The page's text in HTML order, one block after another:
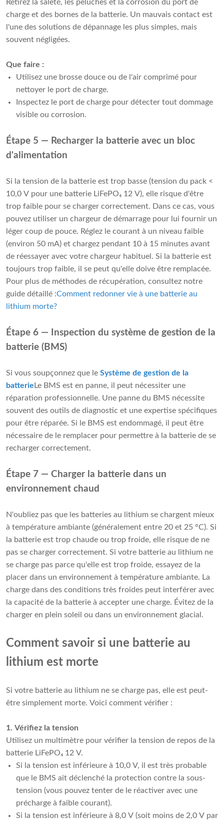
Retirez la saleté, les peluches et la corrosion du port de
charge et des bornes de la batterie. Un mauvais contact est
l'une des solutions de dépannage les plus simples, mais
souvent négligées.
Que faire :
Utilisez une brosse douce ou de l'air comprimé pour
nettoyer le port de charge.
Inspectez le port de charge pour détecter tout dommage
visible ou corrosion.
Étape 5 — Recharger la batterie avec un bloc
d'alimentation
Si la tension de la batterie est trop basse (tension du pack <
10,0 V pour une batterie LiFePO₄ 12 V), elle risque d'être
trop faible pour se charger correctement. Dans ce cas, vous
pouvez utiliser un chargeur de démarrage pour lui fournir un
léger coup de pouce. Réglez le courant à un niveau faible
(environ 50 mA) et chargez pendant 10 à 15 minutes avant
de réessayer avec votre chargeur habituel. Si la batterie est
toujours trop faible, il se peut qu'elle doive être remplacée.
Pour plus de méthodes de récupération, consultez notre
guide détaillé :Comment redonner vie à une batterie au
lithium morte?
Étape 6 — Inspection du système de gestion de la
batterie (BMS)
Si vous soupçonnez que le Système de gestion de la
batterie Le BMS est en panne, il peut nécessiter une
réparation professionnelle. Une panne du BMS nécessite
souvent des outils de diagnostic et une expertise spécifiques
pour être réparée. Si le BMS est endommagé, il peut être
nécessaire de le remplacer pour permettre à la batterie de se
recharger correctement.
Étape 7 — Charger la batterie dans un
environnement chaud
N'oubliez pas que les batteries au lithium se chargent mieux
à température ambiante (généralement entre 20 et 25 °C). Si
la batterie est trop chaude ou trop froide, elle risque de ne
pas se charger correctement. Si votre batterie au lithium ne
se charge pas parce qu'elle est trop froide, essayez de la
placer dans un environnement à température ambiante. La
charge dans des conditions très froides peut interférer avec
la capacité de la batterie à accepter une charge. Évitez de la
charger en plein soleil ou dans un environnement glacial.
Comment savoir si une batterie au
lithium est morte
Si votre batterie au lithium ne se charge pas, elle est peut-
être simplement morte. Voici comment vérifier :
1. Vérifiez la tension
Utilisez un multimètre pour vérifier la tension de repos de la
batterie LiFePO₄ 12 V.
Si la tension est inférieure à 10,0 V, il est très probable
que le BMS ait déclenché la protection contre la sous-
tension (vous pouvez tenter de le réactiver avec une
précharge à faible courant).
Si la tension est inférieure à 8,0 V (soit moins de 2,0 V par